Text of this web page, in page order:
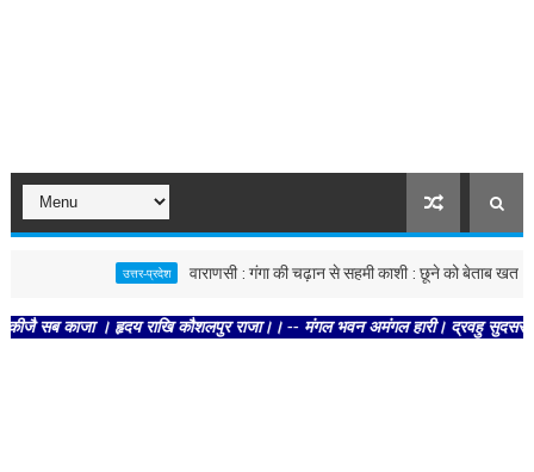
उत्तर-प्रदेश वाराणसी : गंगा की चढ़ान से सहमी काशी : छूने को बेताब खतरे की रेखा
काजा । हृदय राखि कौशलपुर राजा।। -- मंगल भवन अमंगल हारी। द्रवहु सुदसरथ अजिर